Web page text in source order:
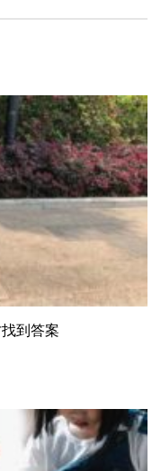
到答案